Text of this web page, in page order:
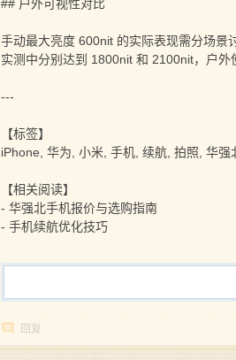
## 户外可视性对比
手动最大亮度 600nit 的实际表现需分场景
实测中分别达到 1800nit 和 2100nit，户外
---
【标签】
iPhone, 华为, 小米, 手机, 续航, 拍照, 华
【相关阅读】
- 华强北手机报价与选购指南
- 手机续航优化技巧
回复